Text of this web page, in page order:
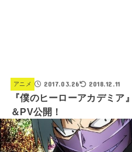
アニメ 2017.03.26 2018.12.11
『僕のヒーローアカデミ
＆PV公開！